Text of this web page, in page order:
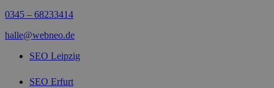
0345 – 68233414
halle@webneo.de
SEO Leipzig
SEO Erfurt